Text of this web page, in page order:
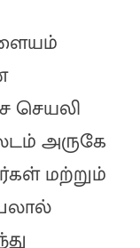
செயலி
அருகே
மற்றும்